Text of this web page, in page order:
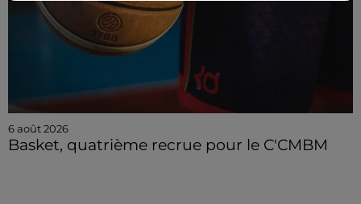
6 août 2026
Basket, quatrième recrue pour le C'CMBM